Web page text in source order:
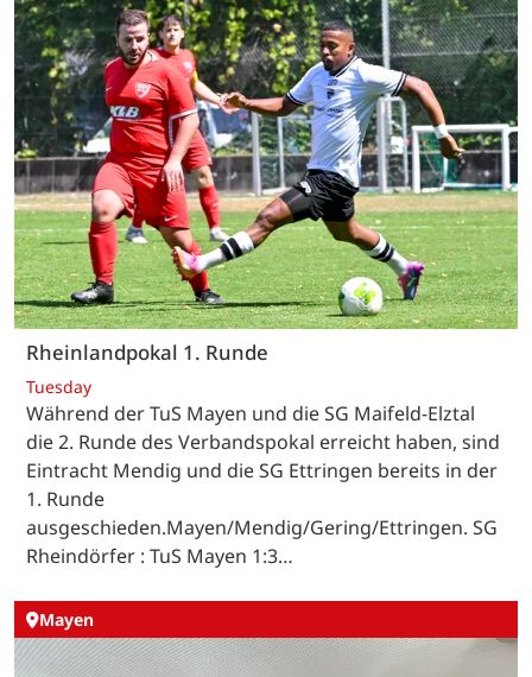
Rheinlandpokal 1. Runde
Tuesday
Während der TuS Mayen und die SG Maifeld-Elztal
die 2. Runde des Verbandspokal erreicht haben, sind
Eintracht Mendig und die SG Ettringen bereits in der
1. Runde
ausgeschieden.Mayen/Mendig/Gering/Ettringen. SG
Rheindörfer : TuS Mayen 1:3…
Mayen